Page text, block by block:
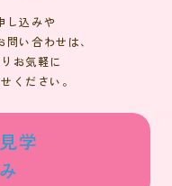
し込みや
い合わせは、
お気軽に
ください。
学